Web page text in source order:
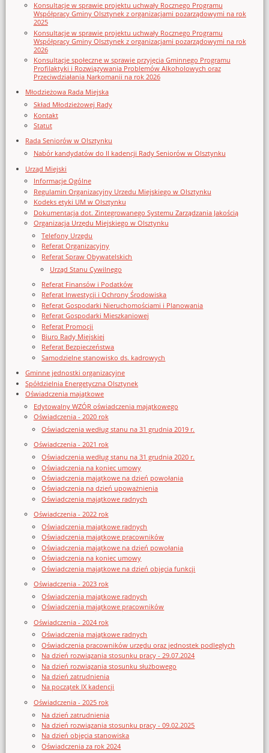
Konsultacje w sprawie projektu uchwały Rocznego Programu
Współpracy Gminy Olsztynek z organizacjami pozarządowymi na rok
2025
Konsultacje w sprawie projektu uchwały Rocznego Programu
Współpracy Gminy Olsztynek z organizacjami pozarządowymi na rok
2026
Konsultacje społeczne w sprawie przyjęcia Gminnego Programu
Profilaktyki i Rozwiązywania Problemów Alkoholowych oraz
Przeciwdziałania Narkomanii na rok 2026
Młodzieżowa Rada Miejska
Skład Młodzieżowej Rady
Kontakt
Statut
Rada Seniorów w Olsztynku
Nabór kandydatów do II kadencji Rady Seniorów w Olsztynku
Urząd Miejski
Informacje Ogólne
Regulamin Organizacyjny Urzedu Miejskiego w Olsztynku
Kodeks etyki UM w Olsztynku
Dokumentacja dot. Zintegrowanego Systemu Zarządzania Jakością
Organizacja Urzędu Miejskiego w Olsztynku
Telefony Urzędu
Referat Organizacyjny
Referat Spraw Obywatelskich
Urząd Stanu Cywilnego
Referat Finansów i Podatków
Referat Inwestycji i Ochrony Środowiska
Referat Gospodarki Nieruchomościami i Planowania
Referat Gospodarki Mieszkaniowej
Referat Promocji
Biuro Rady Miejskiej
Referat Bezpieczeństwa
Samodzielne stanowisko ds. kadrowych
Gminne jednostki organizacyjne
Spółdzielnia Energetyczna Olsztynek
Oświadczenia majątkowe
Edytowalny WZÓR oświadczenia majątkowego
Oświadczenia - 2020 rok
Oświadczenia według stanu na 31 grudnia 2019 r.
Oświadczenia - 2021 rok
Oświadczenia według stanu na 31 grudnia 2020 r.
Oświadczenia na koniec umowy
Oświadczenia majątkowe na dzień powołania
Oświadczenia na dzień upoważnienia
Oświadczenia majątkowe radnych
Oświadczenia - 2022 rok
Oświadczenia majątkowe radnych
Oświadczenia majątkowe pracowników
Oświadczenia majątkowe na dzień powołania
Oświadczenia na koniec umowy
Oświadczenia majątkowe na dzień objęcia funkcji
Oświadczenia - 2023 rok
Oświadczenia majątkowe radnych
Oświadczenia majątkowe pracowników
Oświadczenia - 2024 rok
Oświadczenia majątkowe radnych
Oświadczenia pracowników urzędu oraz jednostek podległych
Na dzień rozwiązania stosunku pracy - 29.07.2024
Na dzień rozwiązania stosunku służbowego
Na dzień zatrudnienia
Na początek IX kadencji
Oświadczenia - 2025 rok
Na dzień zatrudnienia
Na dzień rozwiązania stosunku pracy - 09.02.2025
Na dzień objęcia stanowiska
Oświadczenia za rok 2024